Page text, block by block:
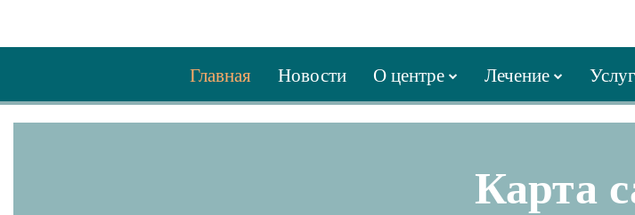
Главная Новости О центре Лечение
Карта